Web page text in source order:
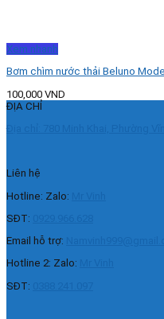
Xem nhanh
Bơm chìm nước thải Beluno
100,000 VND
ĐỊA CHỈ
Liên hệ
Hotline: Zalo:
SĐT:
Email hỗ trợ:
Hotline 2: Zalo:
SĐT: